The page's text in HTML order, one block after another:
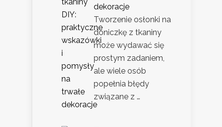
dekoracje
Tworzenie osłonki na
doniczkę z tkaniny
może wydawać się
prostym zadaniem,
ale wiele osób
popełnia błędy
związane z …